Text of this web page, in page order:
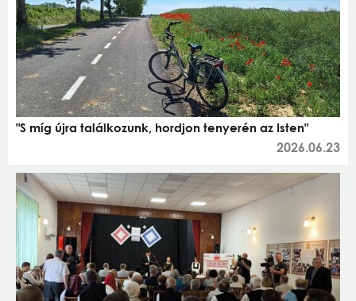
"S míg újra találkozunk, hordjon tenyerén az Isten"
2026.06.23